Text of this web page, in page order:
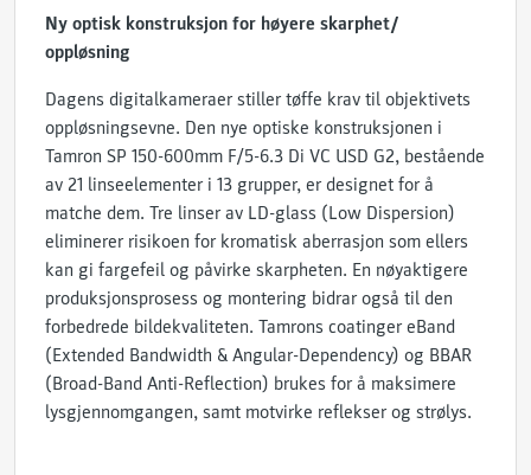
Ny optisk konstruksjon for høyere skarphet/
oppløsning
Dagens digitalkameraer stiller tøffe krav til objektivets
oppløsningsevne. Den nye optiske konstruksjonen i
Tamron SP 150-600mm F/5-6.3 Di VC USD G2, bestående
av 21 linseelementer i 13 grupper, er designet for å
matche dem. Tre linser av LD-glass (Low Dispersion)
eliminerer risikoen for kromatisk aberrasjon som ellers
kan gi fargefeil og påvirke skarpheten. En nøyaktigere
produksjonsprosess og montering bidrar også til den
forbedrede bildekvaliteten. Tamrons coatinger eBand
(Extended Bandwidth & Angular-Dependency) og BBAR
(Broad-Band Anti-Reflection) brukes for å maksimere
lysgjennomgangen, samt motvirke reflekser og strølys.